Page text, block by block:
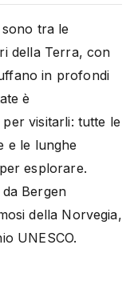
tra le
della Terra, con
in profondi
è
visitarli: tutte le
e le lunghe
esplorare.
Bergen
della Norvegia,
UNESCO.